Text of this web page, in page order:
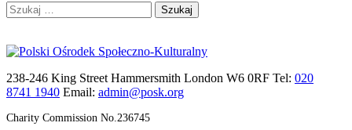
Szukaj:
238-246 King Street Hammersmith London W6 0RF Tel: 020
8741 1940 Email: admin@posk.org
Charity Commission No.236745